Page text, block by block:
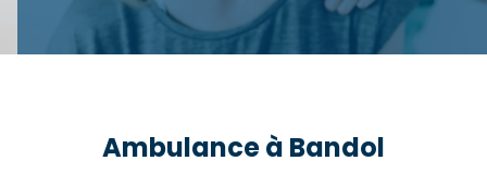
Ambulance à Bandol